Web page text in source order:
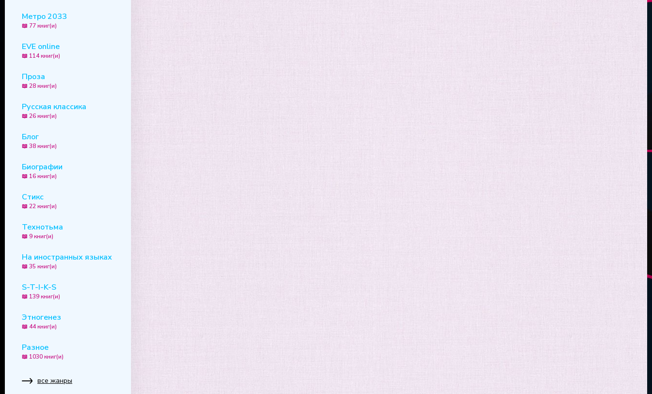
Метро 2033
📖 77 книг(и)
EVE online
📖 114 книг(и)
Проза
📖 28 книг(и)
Русская классика
📖 26 книг(и)
Блог
📖 38 книг(и)
Биографии
📖 16 книг(и)
Стикс
📖 22 книг(и)
Технотьма
📖 9 книг(и)
На иностранных языках
📖 35 книг(и)
S-T-I-K-S
📖 139 книг(и)
Этногенез
📖 44 книг(и)
Разное
📖 1030 книг(и)
все жанры